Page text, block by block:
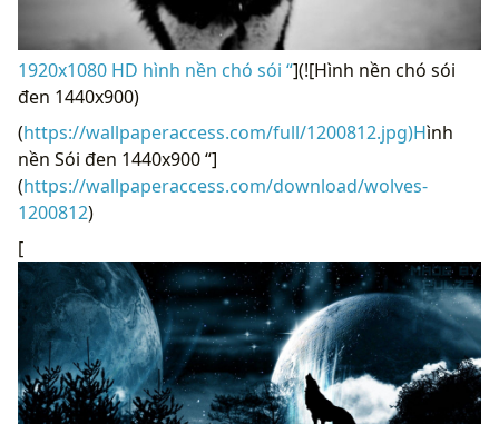
1920x1080 HD hình nền chó sói “](![Hình nền chó sói
đen 1440x900)
(https://wallpaperaccess.com/full/1200812.jpg)Hình
nền Sói đen 1440x900 “]
(https://wallpaperaccess.com/download/wolves-
1200812)
[